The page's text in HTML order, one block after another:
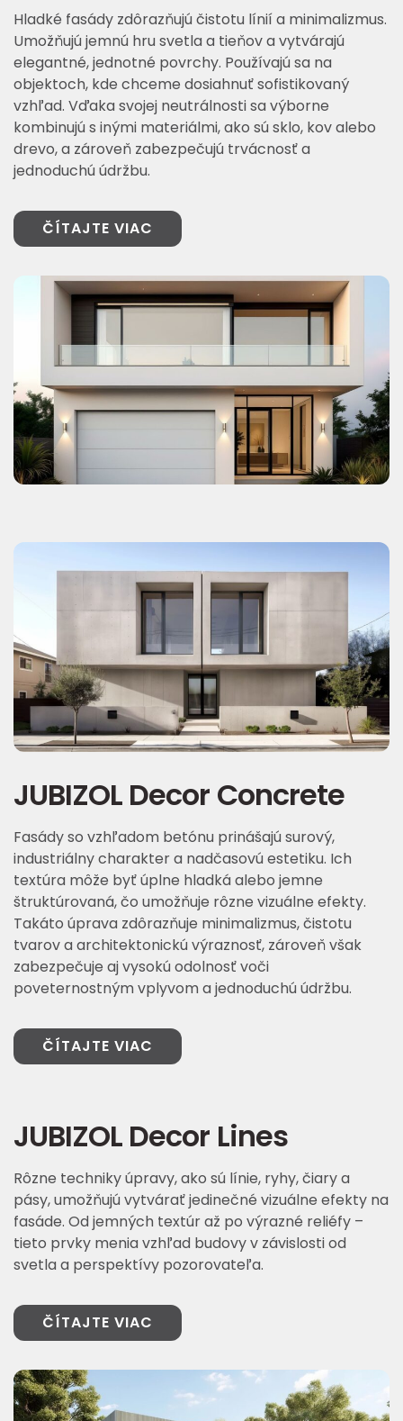
Hladké fasády zdôrazňujú čistotu línií a minimalizmus.
Umožňujú jemnú hru svetla a tieňov a vytvárajú
elegantné, jednotné povrchy. Používajú sa na
objektoch, kde chceme dosiahnuť sofistikovaný
vzhľad. Vďaka svojej neutrálnosti sa výborne
kombinujú s inými materiálmi, ako sú sklo, kov alebo
drevo, a zároveň zabezpečujú trvácnosť a
jednoduchú údržbu.
ČÍTAJTE VIAC
JUBIZOL Decor Concrete
Fasády so vzhľadom betónu prinášajú surový,
industriálny charakter a nadčasovú estetiku. Ich
textúra môže byť úplne hladká alebo jemne
štruktúrovaná, čo umožňuje rôzne vizuálne efekty.
Takáto úprava zdôrazňuje minimalizmus, čistotu
tvarov a architektonickú výraznosť, zároveň však
zabezpečuje aj vysokú odolnosť voči
poveternostným vplyvom a jednoduchú údržbu.
ČÍTAJTE VIAC
JUBIZOL Decor Lines
Rôzne techniky úpravy, ako sú línie, ryhy, čiary a
pásy, umožňujú vytvárať jedinečné vizuálne efekty na
fasáde. Od jemných textúr až po výrazné reliéfy –
tieto prvky menia vzhľad budovy v závislosti od
svetla a perspektívy pozorovateľa.
ČÍTAJTE VIAC